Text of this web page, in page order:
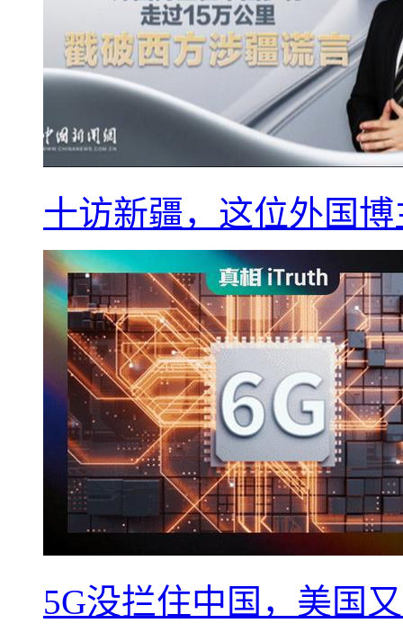
十访新疆，这位外国
5G没拦住中国，美国